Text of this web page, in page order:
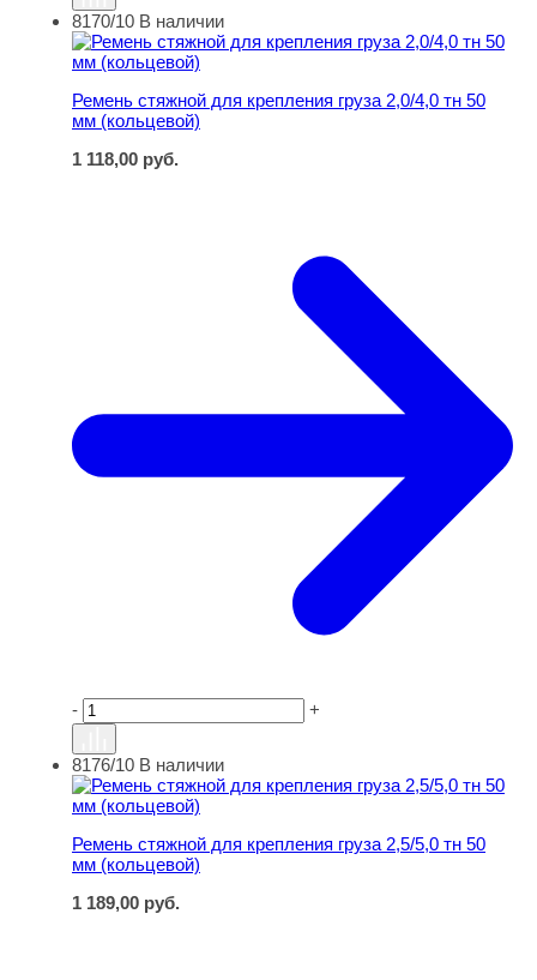
Ремень стяжной для крепления груза 2,0/4,0 тн 50 мм
8170/10 В наличии
Ремень стяжной для крепления груза 2,0/4,0 тн 50
мм (кольцевой)
1 118,00 руб.
- +
Ремень стяжной для крепления груза 2,5/5,0 тн 50 мм
8176/10 В наличии
Ремень стяжной для крепления груза 2,5/5,0 тн 50
мм (кольцевой)
1 189,00 руб.